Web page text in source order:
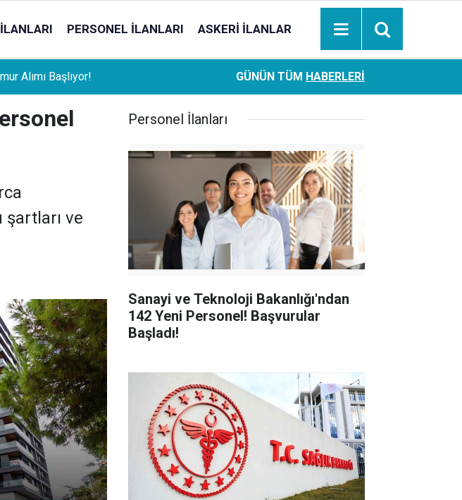
PERSONEL İLANLARI ASKERI İLANLAR
Oranları Artıyor!
Ziraat Bankası başvuran emeklilere hemen ödeme
hesaplara geçiyor
GÜNÜN TÜM HABERLERI
şartları ve
Personel İlanları
Sanayi ve Teknoloji Bakanlığı'ndan
142 Yeni Personel! Başvurular
Başladı!